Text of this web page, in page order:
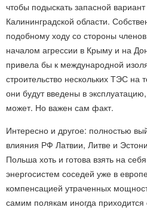
чтобы подыскать запасной
Калининградской области.
подобному ходу со стороны
началом агрессии в Крыму и на
привела бы к международной
строительство нескольких ТЭС на
они будут введены в
может. Но важен сам факт.
Интересно и другое: полностью
влияния РФ Латвии, Литве и
Польша хоть и готова взять на
энергосистем соседей уже в
компенсацией утраченных
самим полякам иногда